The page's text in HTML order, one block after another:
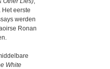
Het eerste
werden
Ronan
White